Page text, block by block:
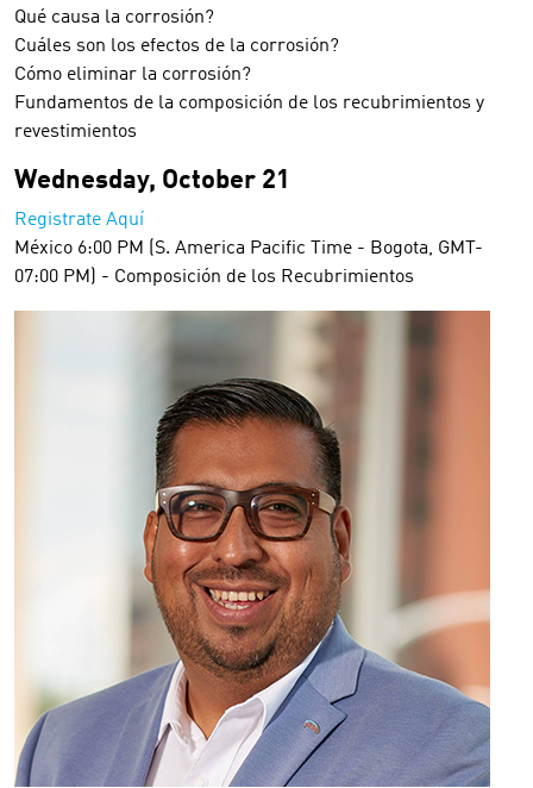
Qué causa la corrosión?
Cuáles son los efectos de la corrosión?
Cómo eliminar la corrosión?
Fundamentos de la composición de los recubrimientos y
revestimientos
Wednesday, October 21
Registrate Aquí
México 6:00 PM (S. America Pacific Time - Bogota, GMT-
07:00 PM) - Composición de los Recubrimientos